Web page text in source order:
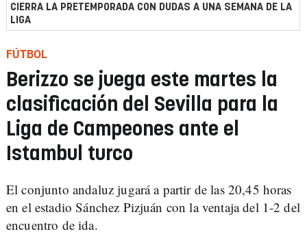
CIERRA LA PRETEMPORADA CON DUDAS A UNA SEMANA DE LA
LIGA
FÚTBOL
Berizzo se juega este martes la
clasificación del Sevilla para la
Liga de Campeones ante el
Istambul turco
El conjunto andaluz jugará a partir de las 20,45 horas
en el estadio Sánchez Pizjuán con la ventaja del 1-2 del
encuentro de ida.